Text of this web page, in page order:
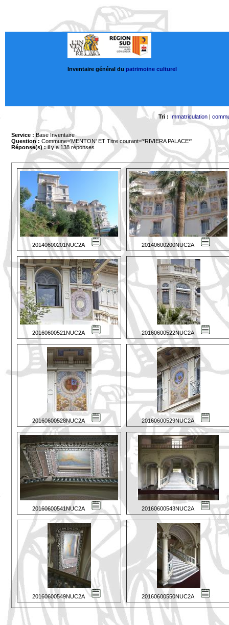
Inventaire général du patrimoine culturel
Tri : Immatriculation|
Service : Base Inventaire
Question : Commune='MENTON' ET Titre courant='*RIVIERA PALACE*'
Réponse(s) :il y a 138 réponses
20140600201NUC2A 20140600200NUC2A
20160600521NUC2A 20160600522NUC2A
20160600528NUC2A 20160600529NUC2A
20160600541NUC2A 20160600543NUC2A
20160600549NUC2A 20160600550NUC2A